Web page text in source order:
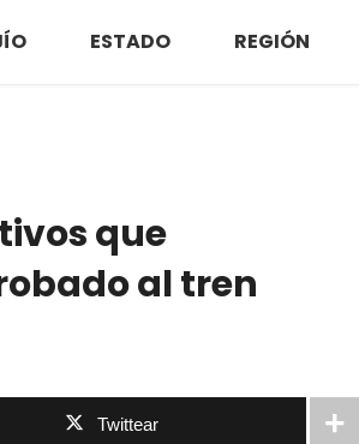
ESTADO REGIÓN
que
al tren
Twittear